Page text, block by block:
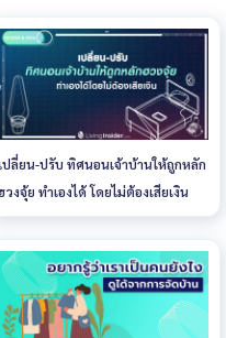
ปลี่ยน-ปรับ ทิศนอนเจ้าบ้านให้ถูกหลัก
วงจุ้ย ทำเองได้ โดยไม่ต้องเสียเงิน